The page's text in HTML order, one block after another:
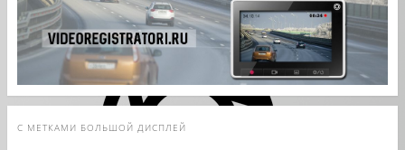
С МЕТКАМИ БОЛЬШОЙ ДИСПЛЕЙ